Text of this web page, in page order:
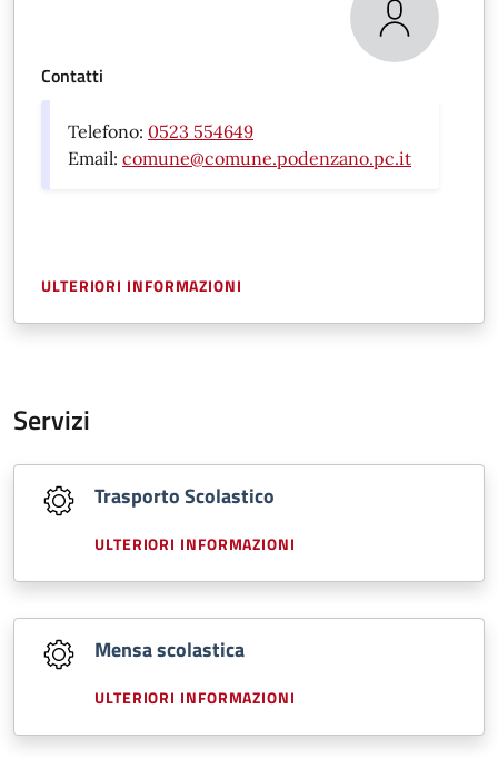
Contatti
Telefono: 0523 554649
Email: comune@comune.podenzano.pc.it
ULTERIORI INFORMAZIONI
Servizi
Trasporto Scolastico
ULTERIORI INFORMAZIONI
Mensa scolastica
ULTERIORI INFORMAZIONI